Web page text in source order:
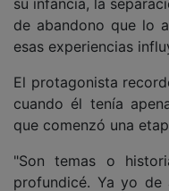
de abandono que lo
esas experiencias
El protagonista
cuando él tenía
que comenzó una
"Son temas o
profundicé. Ya yo de